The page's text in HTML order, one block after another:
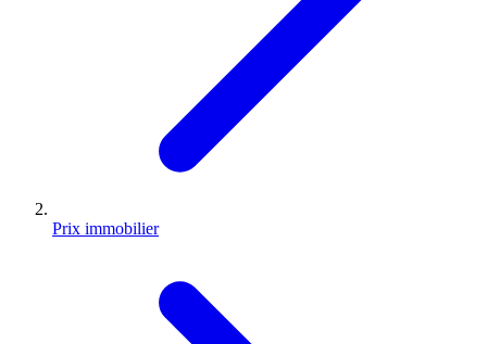
Prix immobilier